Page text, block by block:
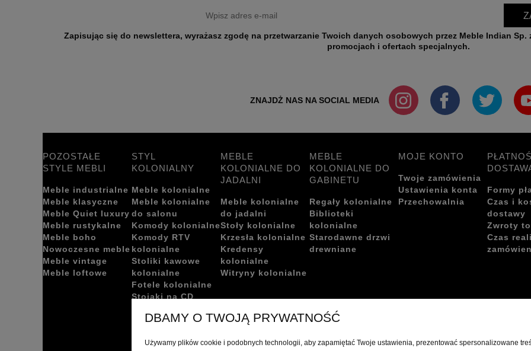
Zapisując się do newslettera, wyrażasz zgodę na przetwarzanie Twoich danych osobowych przez Meble Indian Sp. z o.o. w celu przesyłania informacji o nowościach,
promocjach i ofertach specjalnych.
ZNAJDŻ NAS NA SOCIAL MEDIA
POZOSTAŁE
STYLE MEBLI
Meble industrialne
Meble klasyczne
Meble Quiet luxury
Meble rustykalne
Meble boho
Nowoczesne meble
Meble vintage
Meble loftowe
STYL
KOLONIALNY
Meble kolonialne
Meble kolonialne
do salonu
Komody kolonialne
Komody RTV
kolonialne
Stoliki kawowe
kolonialne
Fotele kolonialne
Stojaki na CD
Ławki kolonialne
MEBLE
KOLONIALNE DO
JADALNI
Meble kolonialne
do jadalni
Stoły kolonialne
Krzesła kolonialne
Kredensy
kolonialne
Witryny kolonialne
MEBLE
KOLONIALNE DO
GABINETU
Regały kolonialne
Biblioteki
kolonialne
Starodawne drzwi
drewniane
MOJE KONTO
Twoje zamówienia
Ustawienia konta
Przechowalnia
Formy
Czas i
dostawy
Zwroty
Czas
DBAMY O TWOJĄ PRYWATNOŚĆ
Używamy plików cookie i podobnych technologii, aby zapamiętać Twoje ustawienia, prezentować spersonalizowane